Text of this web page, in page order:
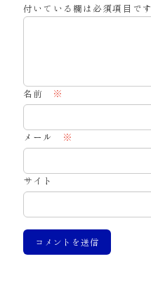
付いている欄は必須項目です
名前 ※
メール ※
サイト